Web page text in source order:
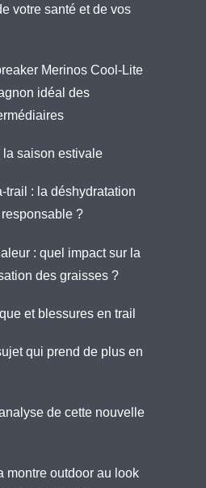
votre santé et de vos
Merinos Cool-Lite
idéal des
la saison estivale
trail : la déshydratation
?
: quel impact sur la
des graisses ?
et blessures en trail
qui prend de plus en
de cette nouvelle
montre outdoor au look